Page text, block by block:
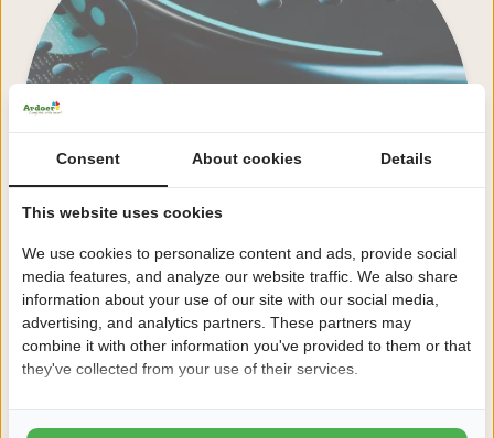
Consent About cookies Details
This website uses cookies
We use cookies to personalize content and ads, provide social
media features, and analyze our website traffic. We also share
information about your use of our site with our social media,
advertising, and analytics partners. These partners may
combine it with other information you've provided to them or that
they've collected from your use of their services.